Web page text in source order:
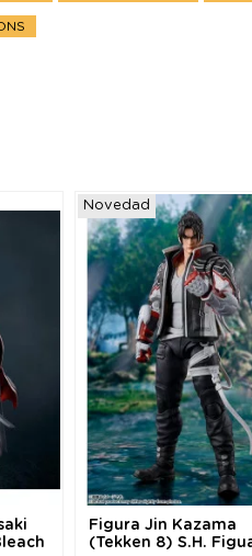
Novedad
Figura Jin Kazama
(Tekken 8) S.H.